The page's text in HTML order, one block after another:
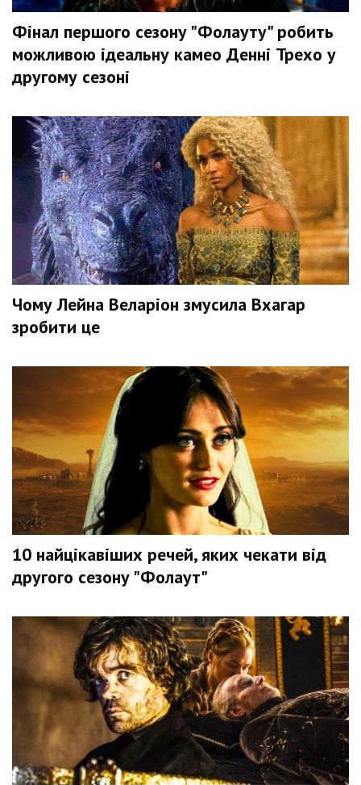
Фінал першого сезону "Фолауту" робить
можливою ідеальну камео Денні Трехо у
другому сезоні
Чому Лейна Веларіон змусила Вхагар
зробити це
10 найцікавіших речей, яких чекати від
другого сезону "Фолаут"